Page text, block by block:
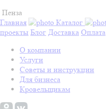
Пенза
Главная
Каталог
проекты Блог Доставка Оплата
О компании
Услуги
Советы и инструкции
Для бизнеса
Кровельщикам